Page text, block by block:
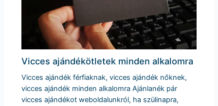
Vicces ajándékötletek minden alkalomra
Vicces ajándék férfiaknak, vicces ajándék nőknek,
vicces ajándék minden alkalomra Ajánlanék pár
vicces ajándékot weboldalunkról, ha szülinapra,